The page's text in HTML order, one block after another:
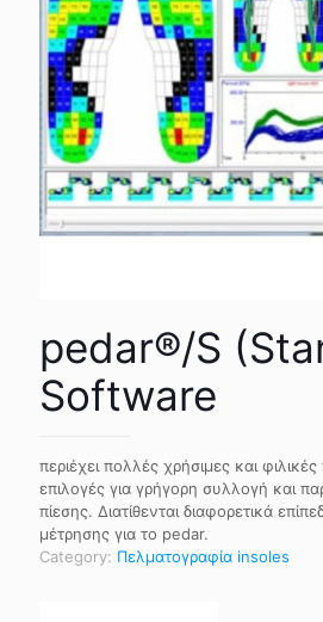
pedar®/S
Software
περιέχει πολλές χρήσιμες και
επιλογές για γρήγορη συλλογή και
πίεσης. Διατίθενται διαφορετικά
μέτρησης για το pedar.
Category: Πελματογραφία insoles